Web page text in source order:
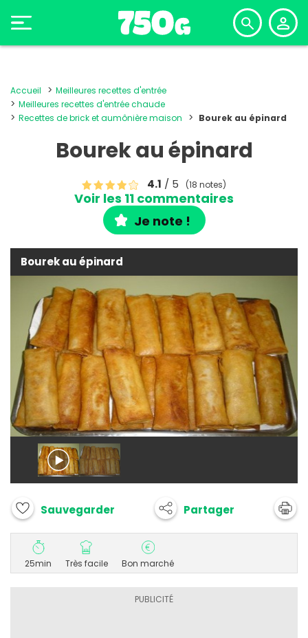
Accueil
Meilleures recettes d'entrée
Meilleures recettes d'entrée chaude
Recettes de brick et aumônière maison
Bourek au épinard
Bourek au épinard
4.1 / 5 (18 notes)
Voir les 11 commentaires
Je note !
Bourek au épinard
Sauvegarder Partager
25min Très facile Bon marché